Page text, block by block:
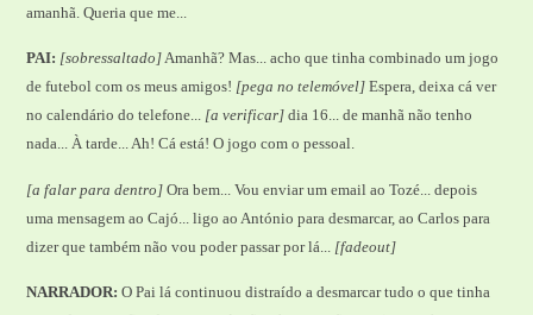
amanhã. Queria que me...
PAI: [sobressaltado]Amanhã? Mas... acho que tinha combinado um jogo
de futebol com os meus amigos! [pega no telemóvel] Espera, deixa cá ver
no calendário do telefone... [a verificar] dia 16... de manhã não tenho
nada... À tarde... Ah! Cá está! O jogo com o pessoal.
[a falar para dentro] Ora bem... Vou enviar um email ao Tozé... depois
uma mensagem ao Cajó... ligo ao António para desmarcar, ao Carlos para
dizer que também não vou poder passar por lá... [fadeout]
NARRADOR: O Pai lá continuou distraído a desmarcar tudo o que tinha